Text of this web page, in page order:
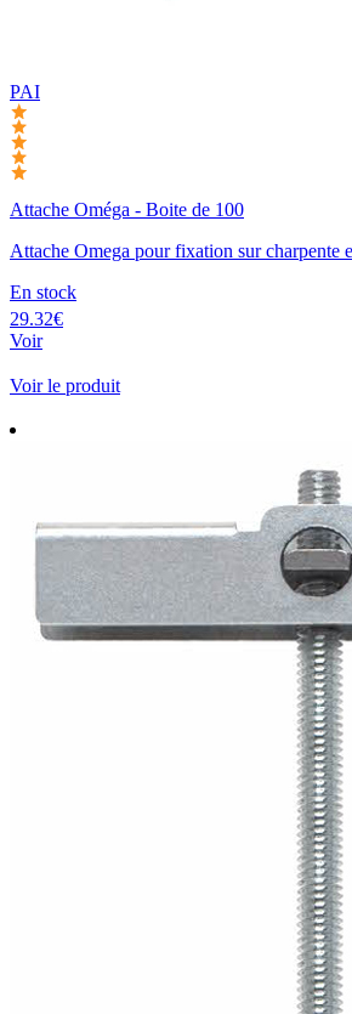
PAI
Attache Oméga - Boite de 100
Attache Omega pour fixation sur charpente
En stock
29.32€
Voir
Voir le produit